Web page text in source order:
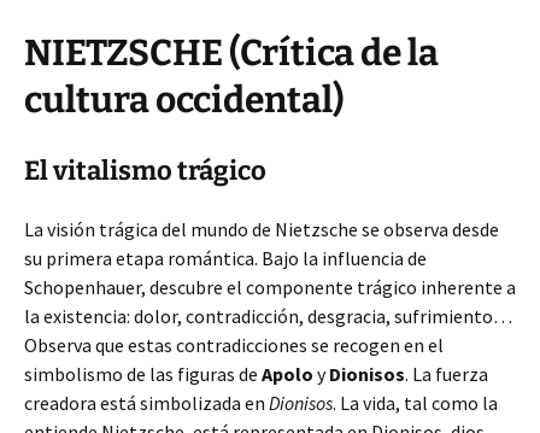
NIETZSCHE (Crítica de la
cultura occidental)
El vitalismo trágico
La visión trágica del mundo de Nietzsche se observa desde
su primera etapa romántica. Bajo la influencia de
Schopenhauer, descubre el componente trágico inherente a
la existencia: dolor, contradicción, desgracia, sufrimiento…
Observa que estas contradicciones se recogen en el
simbolismo de las figuras de Apolo yDionisos. La fuerza
creadora está simbolizada en Dionisos. La vida, tal como la